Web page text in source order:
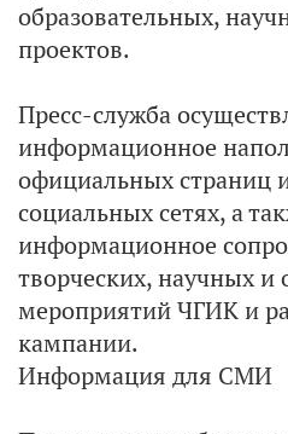
образовательных,
проектов.
Пресс-служба
информационное
официальных страниц
социальных сетях, а
информационное
творческих, научных и
мероприятий ЧГИК и
кампании.
Информация для СМИ